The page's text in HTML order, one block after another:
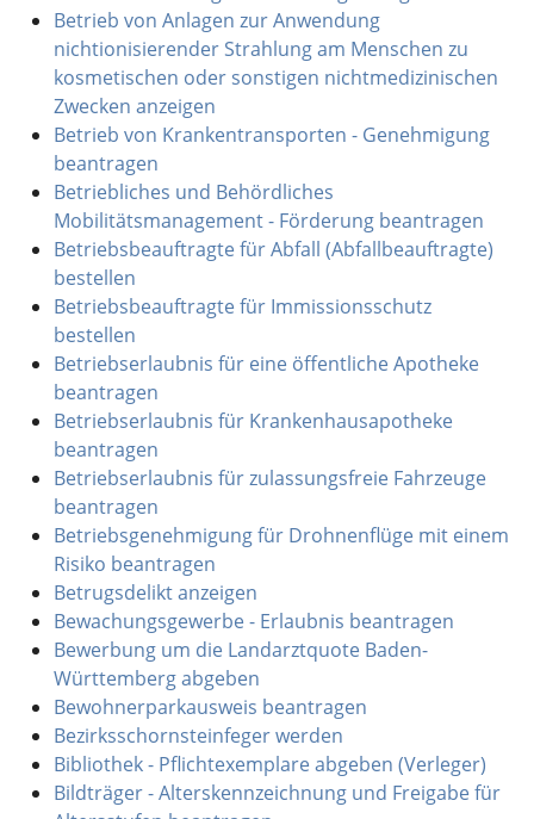
Betrieb von Anlagen zur Anwendung
nichtionisierender Strahlung am Menschen zu
kosmetischen oder sonstigen nichtmedizinischen
Zwecken anzeigen
Betrieb von Krankentransporten - Genehmigung
beantragen
Betriebliches und Behördliches
Mobilitätsmanagement - Förderung beantragen
Betriebsbeauftragte für Abfall (Abfallbeauftragte)
bestellen
Betriebsbeauftragte für Immissionsschutz
bestellen
Betriebserlaubnis für eine öffentliche Apotheke
beantragen
Betriebserlaubnis für Krankenhausapotheke
beantragen
Betriebserlaubnis für zulassungsfreie Fahrzeuge
beantragen
Betriebsgenehmigung für Drohnenflüge mit einem
Risiko beantragen
Betrugsdelikt anzeigen
Bewachungsgewerbe - Erlaubnis beantragen
Bewerbung um die Landarztquote Baden-
Württemberg abgeben
Bewohnerparkausweis beantragen
Bezirksschornsteinfeger werden
Bibliothek - Pflichtexemplare abgeben (Verleger)
Bildträger - Alterskennzeichnung und Freigabe für